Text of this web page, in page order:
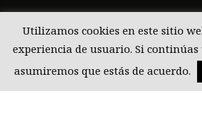
Utilizamos cookies en este sitio
experiencia de usuario. Si
asumiremos que estás de acuerdo.